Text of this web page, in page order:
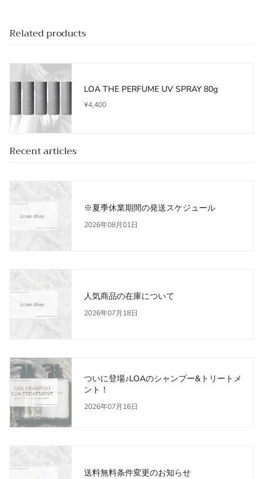
Related products
LOA THE PERFUME UV SPRAY 80g
¥4,400
Recent articles
※夏季休業期間の発送スケジュール
2026年08月01日
人気商品の在庫について
2026年07月18日
ついに登場♪LOAのシャンプー&トリートメ
ント！
2026年07月16日
送料無料条件変更のお知らせ